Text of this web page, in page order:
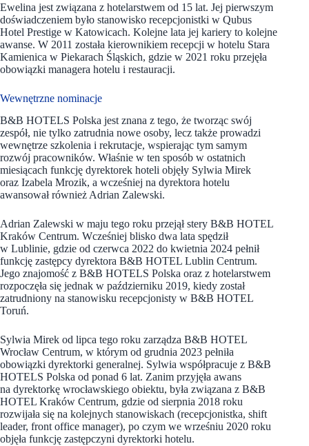
Ewelina jest związana z hotelarstwem od 15 lat. Jej pierwszym
doświadczeniem było stanowisko recepcjonistki w Qubus
Hotel Prestige w Katowicach. Kolejne lata jej kariery to kolejne
awanse. W 2011 została kierownikiem recepcji w hotelu Stara
Kamienica w Piekarach Śląskich, gdzie w 2021 roku przejęła
obowiązki managera hotelu i restauracji.
Wewnętrzne nominacje
B&B HOTELS Polska jest znana z tego, że tworząc swój
zespół, nie tylko zatrudnia nowe osoby, lecz także prowadzi
wewnętrze szkolenia i rekrutacje, wspierając tym samym
rozwój pracowników. Właśnie w ten sposób w ostatnich
miesiącach funkcję dyrektorek hoteli objęły Sylwia Mirek
oraz Izabela Mrozik, a wcześniej na dyrektora hotelu
awansował również Adrian Zalewski.
Adrian Zalewski w maju tego roku przejął stery B&B HOTEL
Kraków Centrum. Wcześniej blisko dwa lata spędził
w Lublinie, gdzie od czerwca 2022 do kwietnia 2024 pełnił
funkcję zastępcy dyrektora B&B HOTEL Lublin Centrum.
Jego znajomość z B&B HOTELS Polska oraz z hotelarstwem
rozpoczęła się jednak w październiku 2019, kiedy został
zatrudniony na stanowisku recepcjonisty w B&B HOTEL
Toruń.
Sylwia Mirek od lipca tego roku zarządza B&B HOTEL
Wrocław Centrum, w którym od grudnia 2023 pełniła
obowiązki dyrektorki generalnej. Sylwia współpracuje z B&B
HOTELS Polska od ponad 6 lat. Zanim przyjęła awans
na dyrektorkę wrocławskiego obiektu, była związana z B&B
HOTEL Kraków Centrum, gdzie od sierpnia 2018 roku
rozwijała się na kolejnych stanowiskach (recepcjonistka, shift
leader, front office manager), po czym we wrześniu 2020 roku
objęła funkcję zastępczyni dyrektorki hotelu.